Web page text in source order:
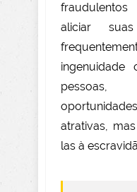
aliciar
ingenuidade
pessoas,
atrativas,
las à